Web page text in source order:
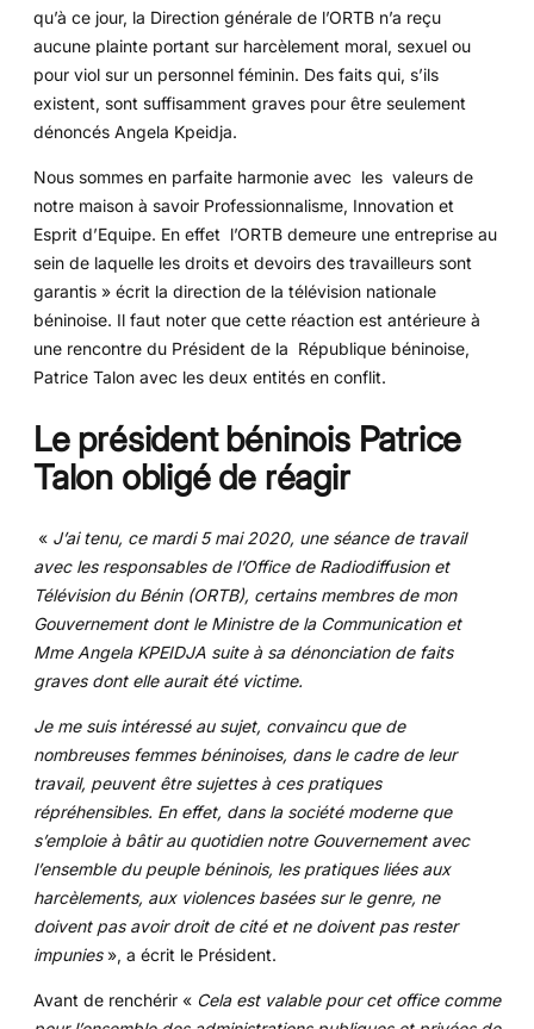
qu’à ce jour, la Direction générale de l’ORTB n’a reçu
aucune plainte portant sur harcèlement moral, sexuel ou
pour viol sur un personnel féminin. Des faits qui, s’ils
existent, sont suffisamment graves pour être seulement
dénoncés Angela Kpeidja.
Nous sommes en parfaite harmonie avec les valeurs de
notre maison à savoir Professionnalisme, Innovation et
Esprit d’Equipe. En effet l’ORTB demeure une entreprise au
sein de laquelle les droits et devoirs des travailleurs sont
garantis » écrit la direction de la télévision nationale
béninoise. Il faut noter que cette réaction est antérieure à
une rencontre du Président de la République béninoise,
Patrice Talon avec les deux entités en conflit.
Le président béninois Patrice
Talon obligé de réagir
« J’ai tenu, ce mardi 5 mai 2020, une séance de travail
avec les responsables de l’Office de Radiodiffusion et
Télévision du Bénin (ORTB), certains membres de mon
Gouvernement dont le Ministre de la Communication et
Mme Angela KPEIDJA suite à sa dénonciation de faits
graves dont elle aurait été victime.
Je me suis intéressé au sujet, convaincu que de
nombreuses femmes béninoises, dans le cadre de leur
travail, peuvent être sujettes à ces pratiques
répréhensibles. En effet, dans la société moderne que
s’emploie à bâtir au quotidien notre Gouvernement avec
l’ensemble du peuple béninois, les pratiques liées aux
harcèlements, aux violences basées sur le genre, ne
doivent pas avoir droit de cité et ne doivent pas rester
impunies», a écrit le Président.
Avant de renchérir « Cela est valable pour cet office comme